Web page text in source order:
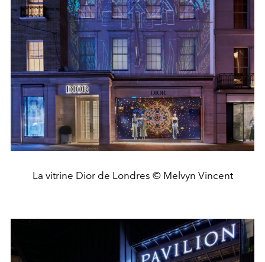
La vitrine Dior de Londres © Melvyn Vincent